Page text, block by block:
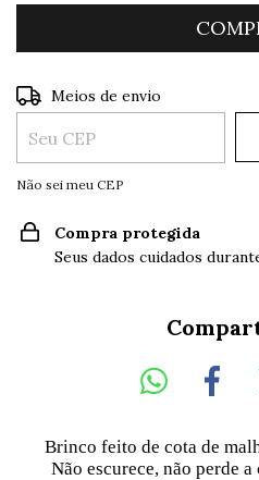
Entregas para o CEP:
Meios de envio
Não sei meu CEP
Compra protegida
Seus dados cuidados
Brinco feito de cota de
Não escurece, não perde